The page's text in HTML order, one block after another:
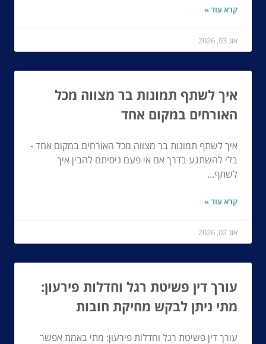
קרא עוד »
אוג 03, 2026
איך לשתף תמונות בר מצווה מכל
האורחים במקום אחד
איך לשתף תמונות בר מצווה מכל האורחים במקום אחד -
בלי להשתגע בדרך אם אי פעם ניסיתם להבין איך
לשתף...
קרא עוד »
אוג 02, 2026
עורך דין פשיטת רגל וחדלות פירעון:
מתי ניתן לבקש מחיקת חובות
עורך דין פשיטת רגל וחדלות פירעון: מתי באמת אפשר